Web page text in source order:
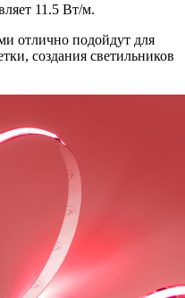
11.5 Вт/м.
отлично подойдут для
создания светильников